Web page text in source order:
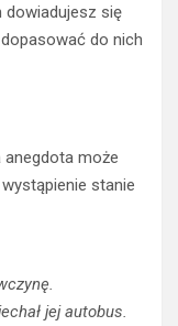
dowiadujesz się
do nich
anegdota może
stanie
jej autobus.